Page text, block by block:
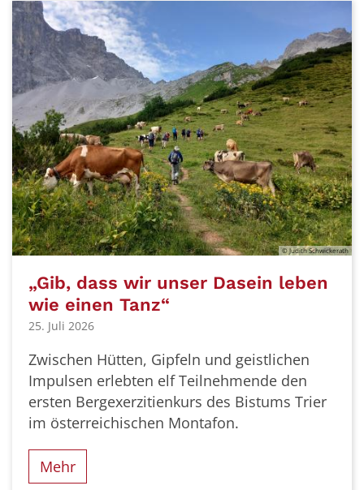
© Judith Schwickerath
„Gib, dass wir unser Dasein leben
wie einen Tanz“
25. Juli 2026
Zwischen Hütten, Gipfeln und geistlichen
Impulsen erlebten elf Teilnehmende den
ersten Bergexerzitienkurs des Bistums Trier
im österreichischen Montafon.
Mehr